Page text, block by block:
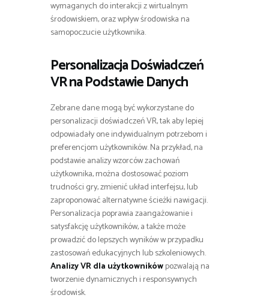
wymaganych do interakcji z wirtualnym
środowiskiem, oraz wpływ środowiska na
samopoczucie użytkownika.
Personalizacja Doświadczeń
VR na Podstawie Danych
Zebrane dane mogą być wykorzystane do
personalizacji doświadczeń VR, tak aby lepiej
odpowiadały one indywidualnym potrzebom i
preferencjom użytkowników. Na przykład, na
podstawie analizy wzorców zachowań
użytkownika, można dostosować poziom
trudności gry, zmienić układ interfejsu, lub
zaproponować alternatywne ścieżki nawigacji.
Personalizacja poprawia zaangażowanie i
satysfakcję użytkowników, a także może
prowadzić do lepszych wyników w przypadku
zastosowań edukacyjnych lub szkoleniowych.
Analizy VR dla użytkownikówpozwalają na
tworzenie dynamicznych i responsywnych
środowisk.